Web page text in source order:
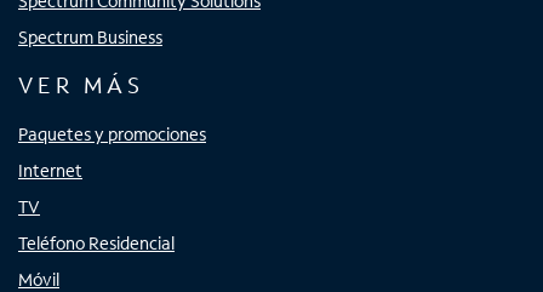
Spectrum Business
VER MÁS
Paquetes y promociones
Internet
TV
Teléfono Residencial
Móvil